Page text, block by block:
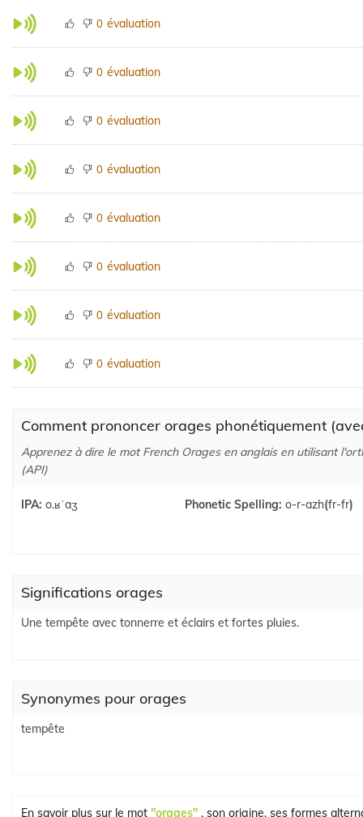
0 évaluation
0 évaluation
0 évaluation
0 évaluation
0 évaluation
0 évaluation
0 évaluation
0 évaluation
Comment prononcer orages phonétiquement
Apprenez à dire le mot French Orages en anglais en utilisant
(API)
IPA: o.ʁˈaʒ Phonetic Spelling: o-r-azh(fr-fr)
Significations orages
Une tempête avec tonnerre et éclairs et fortes pluies.
Synonymes pour orages
tempête
En savoir plus sur le mot "orages" , son origine, ses formes